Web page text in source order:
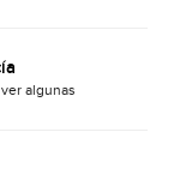
algunas